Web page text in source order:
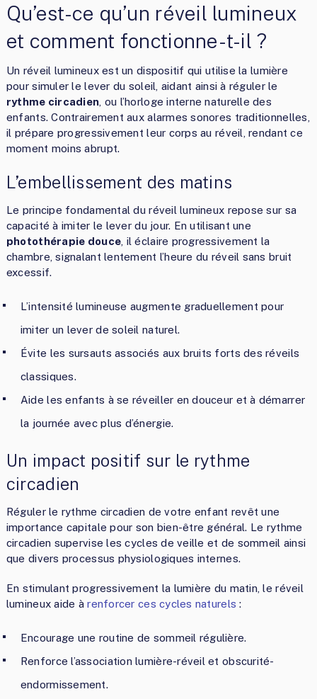
Qu’est-ce qu’un réveil lumineux
et comment fonctionne-t-il ?
Un réveil lumineux est un dispositif qui utilise la lumière
pour simuler le lever du soleil, aidant ainsi à réguler le
rythme circadien , ou l’horloge interne naturelle des
enfants. Contrairement aux alarmes sonores traditionnelles,
il prépare progressivement leur corps au réveil, rendant ce
moment moins abrupt.
L’embellissement des matins
Le principe fondamental du réveil lumineux repose sur sa
capacité à imiter le lever du jour. En utilisant une
photothérapie douce , il éclaire progressivement la
chambre, signalant lentement l’heure du réveil sans bruit
excessif.
L’intensité lumineuse augmente graduellement pour
imiter un lever de soleil naturel.
Évite les sursauts associés aux bruits forts des réveils
classiques.
Aide les enfants à se réveiller en douceur et à démarrer
la journée avec plus d’énergie.
Un impact positif sur le rythme
circadien
Réguler le rythme circadien de votre enfant revêt une
importance capitale pour son bien-être général. Le rythme
circadien supervise les cycles de veille et de sommeil ainsi
que divers processus physiologiques internes.
En stimulant progressivement la lumière du matin, le réveil
lumineux aide àrenforcer ces cycles naturels :
Encourage une routine de sommeil régulière.
Renforce l’association lumière-réveil et obscurité-
endormissement.